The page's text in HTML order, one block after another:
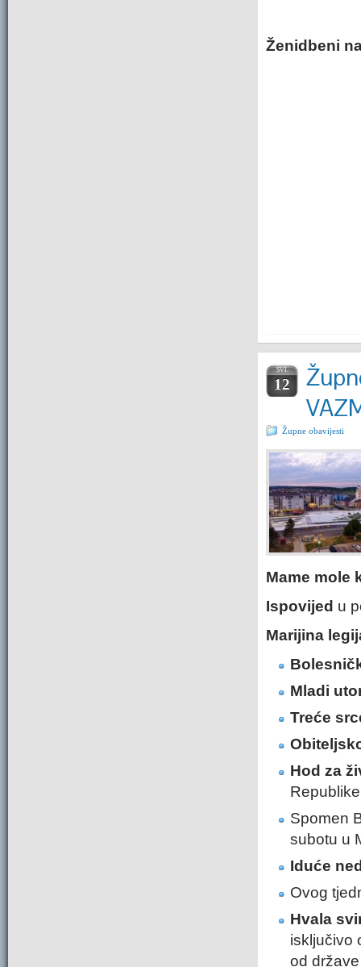
Ženidbeni
SVI.
12
Župne obavijesti
Mame mole
Ispovijed u
Marijina
Mladi
Treće
Hod za
Spomen
subotu u
Iduće
Ovog
Hvala
isključivo
od